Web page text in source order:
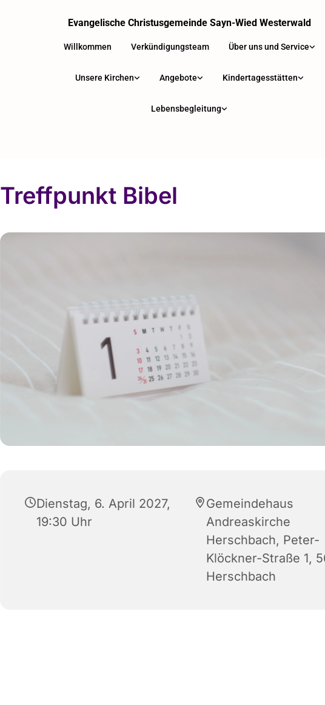
Evangelische Christusgemeinde Sayn-Wied Westerwald
Willkommen Verkündigungsteam Über uns und Service
Unsere Kirchen Angebote Kindertagesstätten
Lebensbegleitung
Treffpunkt Bibel
Dienstag, 6. April 2027,
19:30 Uhr
Gemeindehaus
Andreaskirche
Herschbach, Peter-
Klöckner-Straße 1,
Herschbach